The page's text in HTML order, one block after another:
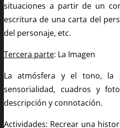
situaciones a partir de un
escritura de una carta del
del personaje, etc.
Tercera parte: La Imagen
La atmósfera y el tono, la
sensorialidad, cuadros y
descripción y connotación.
Actividades: Recrear una